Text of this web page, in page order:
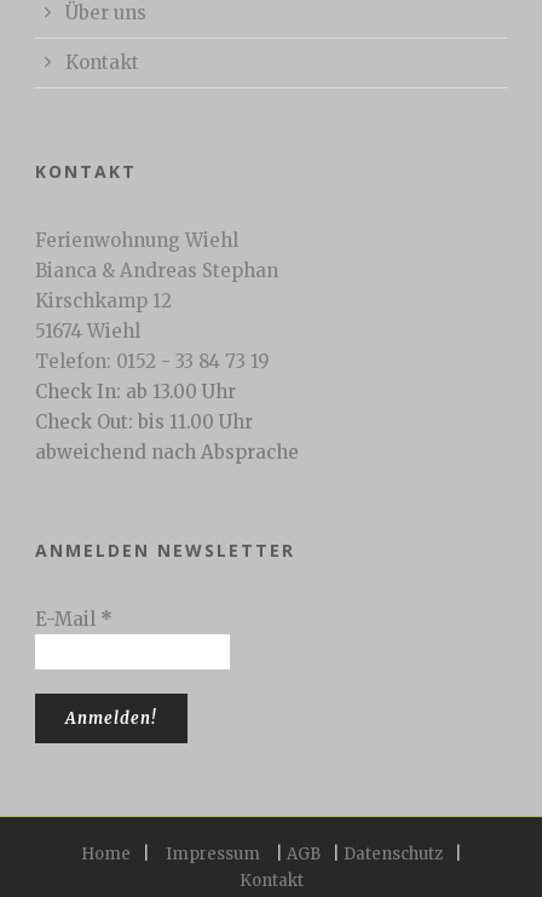
Über uns
Kontakt
KONTAKT
Ferienwohnung Wiehl
Bianca & Andreas Stephan
Kirschkamp 12
51674 Wiehl
Telefon: 0152 - 33 84 73 19
Check In: ab 13.00 Uhr
Check Out: bis 11.00 Uhr
abweichend nach Absprache
ANMELDEN NEWSLETTER
E-Mail *
Home Impressum AGB Datenschutz
Kontakt